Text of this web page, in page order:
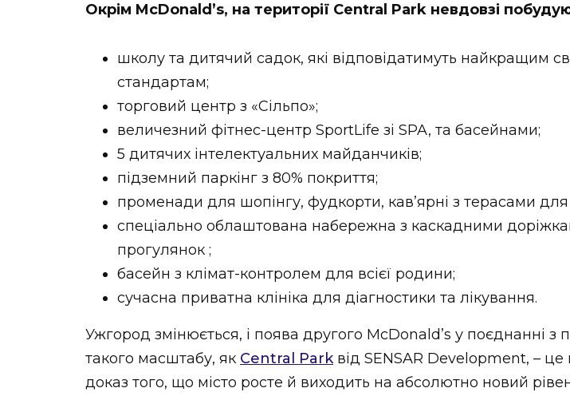
Окрім McDonald’s, на території Central Park невдовзі
школу та дитячий садок, які відповідатимуть найкращим
стандартам;
торговий центр з «Сільпо»;
величезний фітнес-центр SportLife зі SPA, та басейнами;
5 дитячих інтелектуальних майданчиків;
підземний паркінг з 80% покриття;
променади для шопінгу, фудкорти, кав’ярні з терасами для
спеціально облаштована набережна з каскадними
прогулянок ;
басейн з клімат-контролем для всієї родини;
сучасна приватна клініка для діагностики та лікування.
Ужгород змінюється, і поява другого McDonald’s у поєднанні з
такого масштабу, як Central Parkвід SENSAR Development, –
доказ того, що місто росте й виходить на абсолютно новий